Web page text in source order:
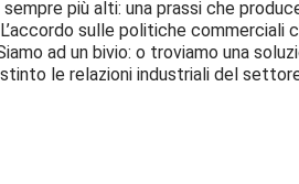
più alti: una prassi che
sulle politiche commerciali
ad un bivio: o troviamo una
le relazioni industriali del